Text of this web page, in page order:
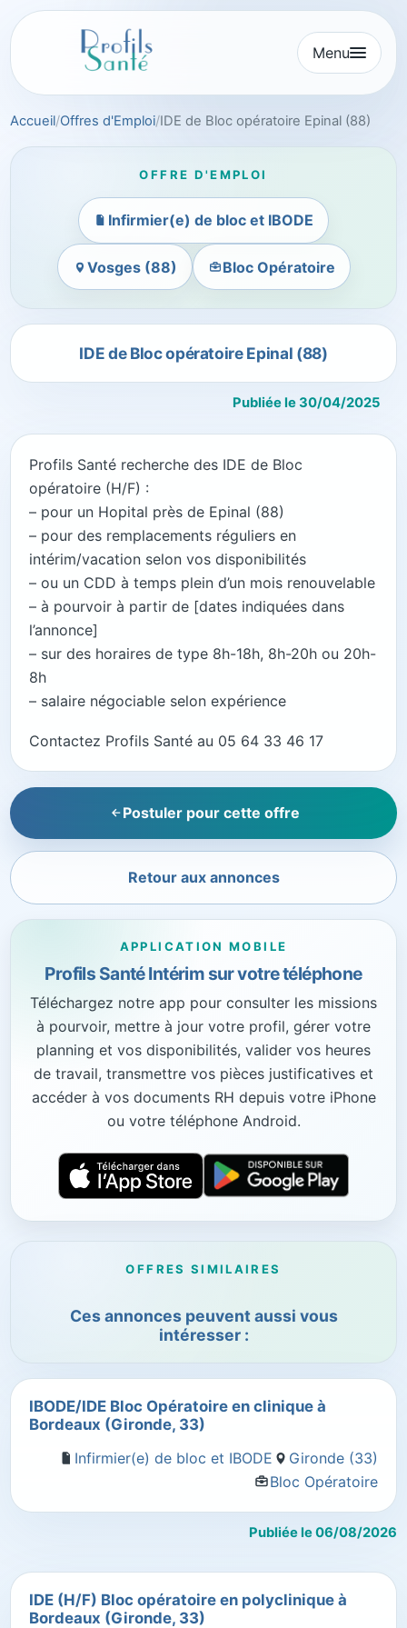
Aller
au
Menu
Accueil Offres d'Emploi IDE de Bloc opératoire Epinal (88)
OFFRE D'EMPLOI
Infirmier(e) de bloc et IBODE
Vosges (88) Bloc Opératoire
IDE de Bloc opératoire Epinal (88)
Publiée le 30/04/2025
Profils Santé recherche des IDE de Bloc
opératoire (H/F) :
– pour un Hopital près de Epinal (88)
– pour des remplacements réguliers en
intérim/vacation selon vos disponibilités
– ou un CDD à temps plein d’un mois renouvelable
– à pourvoir à partir de [dates indiquées dans
l’annonce]
– sur des horaires de type 8h-18h, 8h-20h ou 20h-
8h
– salaire négociable selon expérience
Contactez Profils Santé au 05 64 33 46 17
Postuler pour cette offre
Retour aux annonces
APPLICATION MOBILE
Profils Santé Intérim sur votre téléphone
Téléchargez notre app pour consulter les missions
à pourvoir, mettre à jour votre profil, gérer votre
planning et vos disponibilités, valider vos heures
de travail, transmettre vos pièces justificatives et
accéder à vos documents RH depuis votre iPhone
ou votre téléphone Android.
OFFRES SIMILAIRES
Ces annonces peuvent aussi vous
intéresser :
IBODE/IDE Bloc Opératoire en clinique à
Bordeaux (Gironde, 33)
Infirmier(e) de bloc et IBODE
Gironde (33)
Bloc Opératoire
Publiée le 06/08/2026
IDE (H/F) Bloc opératoire en polyclinique à
Bordeaux (Gironde, 33)